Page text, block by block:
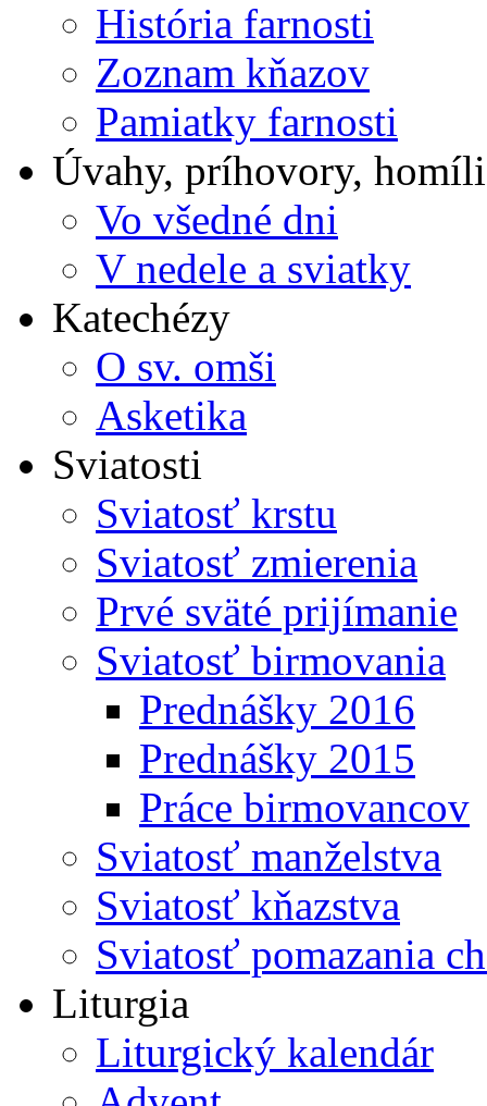
História farnosti
Zoznam kňazov
Pamiatky farnosti
Úvahy, príhovory,
Vo všedné dni
V nedele a sviatky
Katechézy
O sv. omši
Asketika
Sviatosti
Sviatosť krstu
Sviatosť zmierenia
Prvé sväté prijímanie
Sviatosť birmovania
Prednášky 2016
Prednášky 2015
Práce birmovancov
Sviatosť manželstva
Sviatosť kňazstva
Sviatosť pomazania
Liturgia
Liturgický kalendár